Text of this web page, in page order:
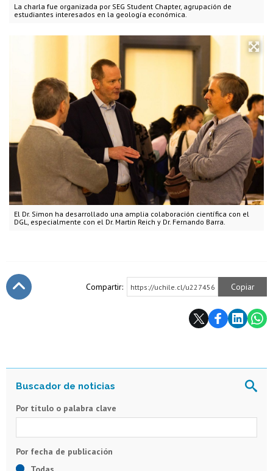
La charla fue organizada por SEG Student Chapter, agrupación de
estudiantes interesados en la geología económica.
El Dr. Simon ha desarrollado una amplia colaboración científica con el
DGL, especialmente con el Dr. Martin Reich y Dr. Fernando Barra.
Compartir: https://uchile.cl/u227456 Copiar
Por título o palabra clave